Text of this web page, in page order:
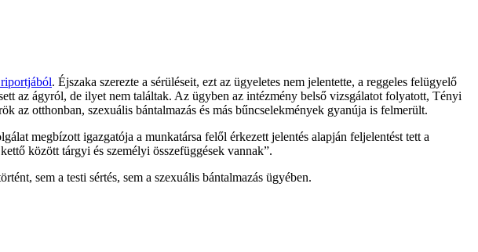
. Éjszaka szerezte a sérüléseit, ezt az ügyeletes nem jelentette, a reggeles felügyelő
az ágyról, de ilyet nem találtak. Az ügyben az intézmény belső vizsgálatot folyatott, Tényi
az otthonban, szexuális bántalmazás és más bűncselekmények gyanúja is felmerült.
megbízott igazgatója a munkatársa felől érkezett jelentés alapján feljelentést tett a
között tárgyi és személyi összefüggések vannak”.
sem a testi sértés, sem a szexuális bántalmazás ügyében.